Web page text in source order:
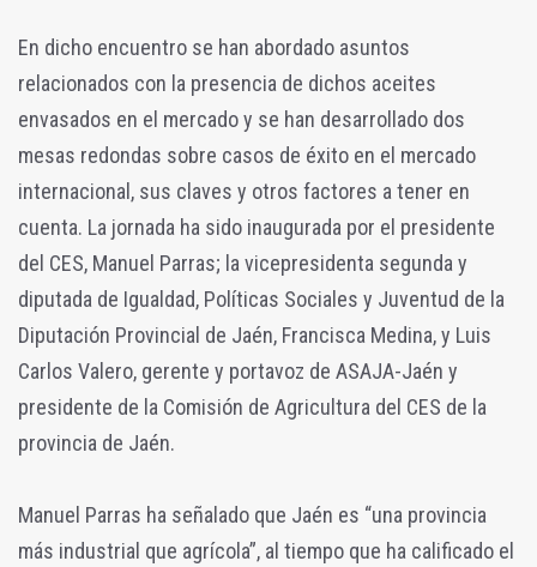
En dicho encuentro se han abordado asuntos
relacionados con la presencia de dichos aceites
envasados en el mercado y se han desarrollado dos
mesas redondas sobre casos de éxito en el mercado
internacional, sus claves y otros factores a tener en
cuenta. La jornada ha sido inaugurada por el presidente
del CES, Manuel Parras; la vicepresidenta segunda y
diputada de Igualdad, Políticas Sociales y Juventud de la
Diputación Provincial de Jaén, Francisca Medina, y Luis
Carlos Valero, gerente y portavoz de ASAJA-Jaén y
presidente de la Comisión de Agricultura del CES de la
provincia de Jaén.
Manuel Parras ha señalado que Jaén es “una provincia
más industrial que agrícola”, al tiempo que ha calificado el